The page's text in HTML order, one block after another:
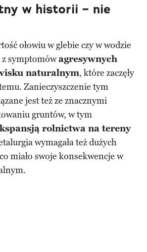
w historii – nie
ołowiu w glebie czy w wodzie
z symptomówagresywnych
naturalnym, które zaczęły
Zanieczyszczenie tym
jest też ze znacznymi
gruntów, w tym
rolnictwa na tereny
wymagała też dużych
miało swoje konsekwencje w